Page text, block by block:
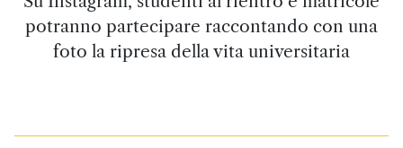
potranno partecipare raccontando con una
foto la ripresa della vita universitaria